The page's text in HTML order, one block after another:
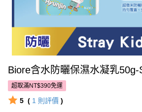
Biore含水防曬保濕水凝乳50g-
超取滿NT$390免運
5 ( 1 則評價 )